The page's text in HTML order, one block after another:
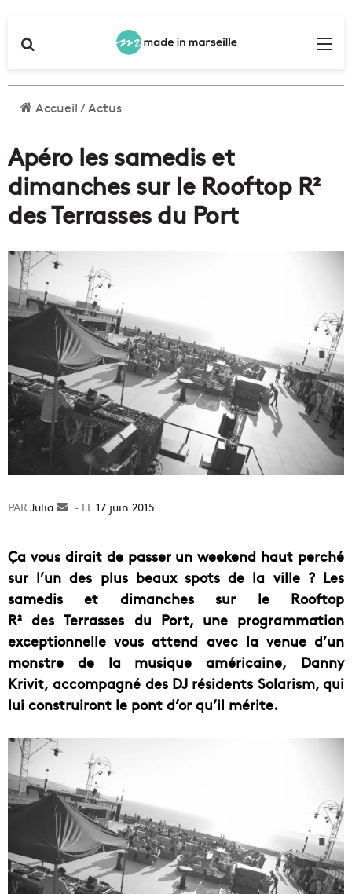
Accueil/Actus
Apéro les samedis et
dimanches sur le Rooftop R²
des Terrasses du Port
Julia
Envoyer17 juin 2015
Ça vous dirait de passer un weekend haut perché
sur l’un des plus beaux spots de la ville ? Les
samedis et dimanches sur le Rooftop
R² des Terrasses du Port, une programmation
exceptionnelle vous attend avec la venue d’un
monstre de la musique américaine, Danny
Krivit,accompagné des DJ résidents Solarism, qui
lui construiront le pont d’or qu’il mérite.